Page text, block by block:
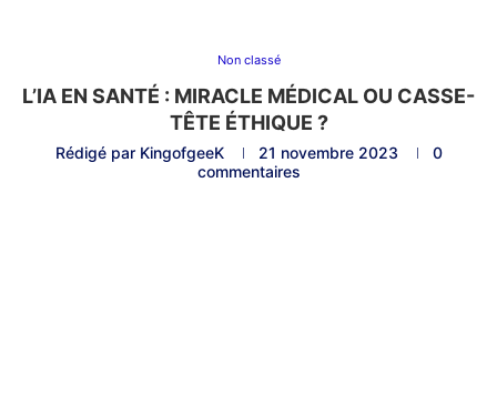
Non classé
L’IA EN SANTÉ : MIRACLE MÉDICAL OU CASSE-
TÊTE ÉTHIQUE ?
Rédigé par KingofgeeK 21 novembre 2023
0
commentaires